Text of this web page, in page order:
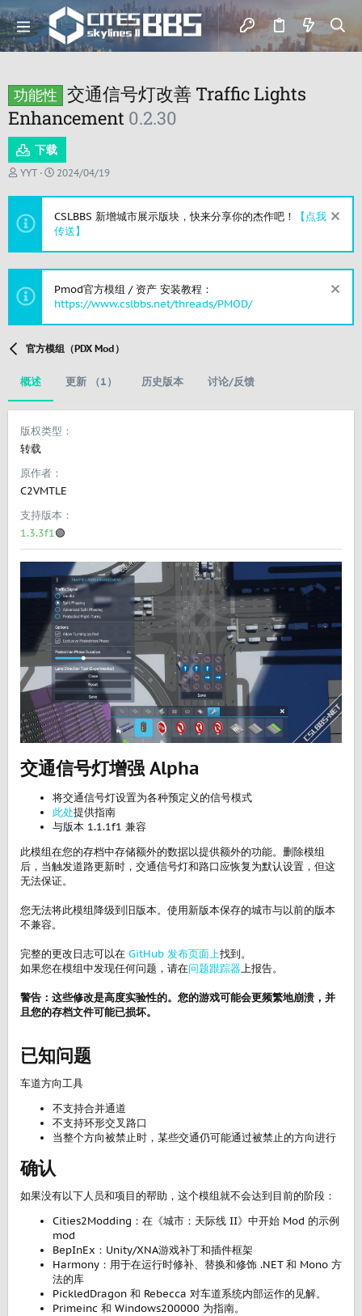
功能性 交通信号灯改善 Traffic Lights
Enhancement 0.2.30
下载
作
YYT
创
日
期
2024/04/19
CSLBBS 新增城市展示版块，快来分享你的杰作吧！
【点我
传送】
Pmod官方模组 / 资产 安装教程：
https://www.cslbbs.net/threads/PMOD/
官方模组（PDX Mod）
概述 更新 （1） 历史版本 讨论/反馈
版权类型
转载
原作者
C2VMTLE
支持版本
1.3.3f1🟢
交通信号灯增强 Alpha​
将交通信号灯设置为各种预定义的信号模式
此处提供指南
与版本 1.1.1f1 兼容
此模组在您的存档中存储额外的数据以提供额外的功能。删除模组
后，当触发道路更新时，交通信号灯和路口应恢复为默认设置，但这
无法保证。
您无法将此模组降级到旧版本。使用新版本保存的城市与以前的版本
不兼容。
完整的更改日志可以在 GitHub 发布页面上找到。
如果您在模组中发现任何问题，请在问题跟踪器上报告。
警告：这些修改是高度实验性的。您的游戏可能会更频繁地崩溃，并
且您的存档文件可能已损坏。
已知问题​
车道方向工具
不支持合并通道
不支持环形交叉路口
当整个方向被禁止时，某些交通仍可能通过被禁止的方向进行
确认​
如果没有以下人员和项目的帮助，这个模组就不会达到目前的阶段：
Cities2Modding：在《城市：天际线 II》中开始 Mod 的示例
mod
BepInEx：Unity/XNA游戏补丁和插件框架
Harmony：用于在运行时修补、替换和修饰 .NET 和 Mono 方
法的库
PickledDragon 和 Rebecca 对车道系统内部运作的见解。
Primeinc 和 Windows200000 为指南。